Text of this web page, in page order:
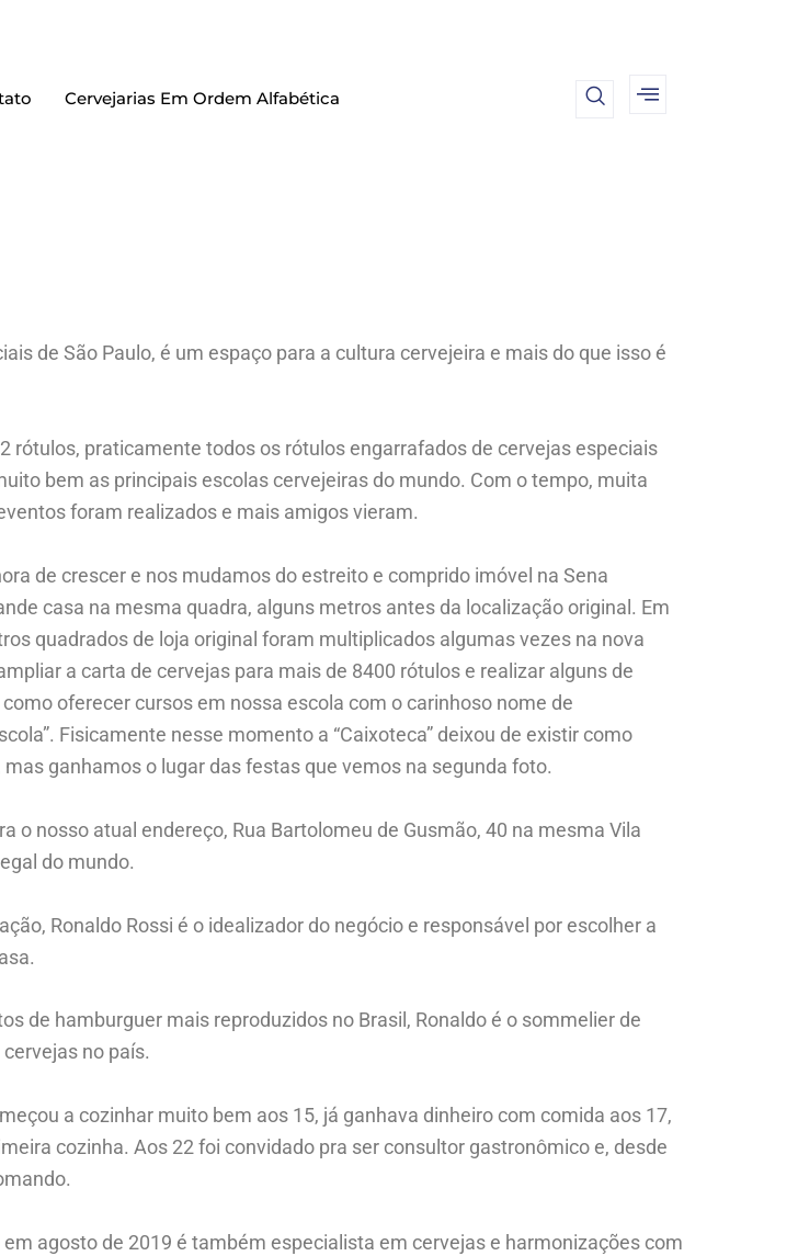
Cervejarias Em Ordem Alfabética
de São Paulo, é um espaço para a cultura cervejeira e mais do que isso é
rótulos, praticamente todos os rótulos engarrafados de cervejas especiais
bem as principais escolas cervejeiras do mundo. Com o tempo, muita
foram realizados e mais amigos vieram.
de crescer e nos mudamos do estreito e comprido imóvel na Sena
casa na mesma quadra, alguns metros antes da localização original. Em
quadrados de loja original foram multiplicados algumas vezes na nova
a carta de cervejas para mais de 8400 rótulos e realizar alguns de
oferecer cursos em nossa escola com o carinhoso nome de
Fisicamente nesse momento a “Caixoteca” deixou de existir como
ganhamos o lugar das festas que vemos na segunda foto.
nosso atual endereço, Rua Bartolomeu de Gusmão, 40 na mesma Vila
do mundo.
Ronaldo Rossi é o idealizador do negócio e responsável por escolher a
de hamburguer mais reproduzidos no Brasil, Ronaldo é o sommelier de
no país.
a cozinhar muito bem aos 15, já ganhava dinheiro com comida aos 17,
cozinha. Aos 22 foi convidado pra ser consultor gastronômico e, desde
em agosto de 2019 é também especialista em cervejas e harmonizações com